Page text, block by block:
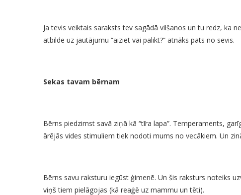
Ja tevis veiktais saraksts tev sagādā vilšanos un tu redz, ka
atbilde uz jautājumu “aiziet vai palikt?” atnāks pats no sevis.
Sekas tavam bērnam
Bērns piedzimst savā ziņā kā “tīra lapa”. Temperaments,
ārējās vides stimuliem tiek nodoti mums no vecākiem. Un
Bērns savu raksturu iegūst ģimenē. Un šis raksturs noteiks
viņš tiem pielāgojas (kā reaģē uz mammu un tēti).